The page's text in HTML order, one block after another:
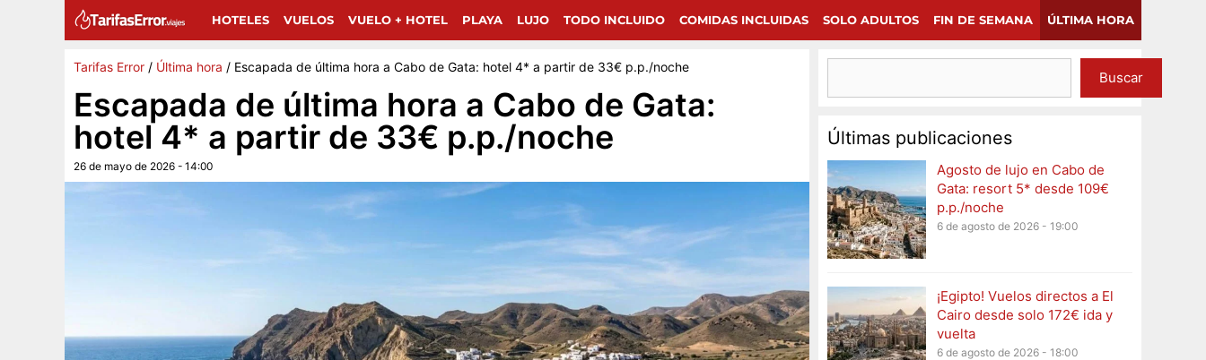
HOTELES VUELOS VUELO + HOTEL PLAYA LUJO TODO INCLUIDO COMIDAS INCLUIDAS SOLO ADULTOS FIN DE SEMANA ÚLTIMA HORA
Tarifas Error / Última hora / Escapada de última hora a Cabo de Gata: hotel 4* a partir de 33€ p.p./noche
Escapada de última hora a Cabo de Gata:
hotel 4* a partir de 33€ p.p./noche
26 de mayo de 2026 - 14:00
Buscar
Últimas publicaciones
Agosto de lujo en Cabo de
Gata: resort 5* desde 109€
p.p./noche
6 de agosto de 2026 - 19:00
¡Egipto! Vuelos directos a El
Cairo desde solo 172€ ida y
vuelta
6 de agosto de 2026 - 18:00
G Añádenos como fuente preferida y encuentra más chollos de viajes en Google. Continuar ×